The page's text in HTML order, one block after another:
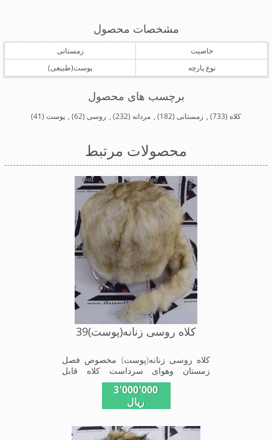
مشخصات محصول
خاصیت
زمستانی
نوع پارچه
پوست(طبیعی)
برچسب های محصول
کلاه (733)
, زمستانی (182)
, مردانه (232)
, روسی (62)
, پوست (41)
محصولات مرتبط
کلاه روسی زنانه(پوست)39
کلاه روسی زنانه(پوست) مخصوص فصل
زمستان وهوای سرداست کلاه قابل
استفاده درسایزهای 58-59می باشد(فری
سایز)وجنس این کلاه ازپوست طبیی(خَز)
تهیه شده است وآستری آن ازجنس ساتن
باشدبه همین دلیل به راحتی درسوزهای
سرد زمستانی تمامی سروپشت گردن رو
3٬000٬000
ریال